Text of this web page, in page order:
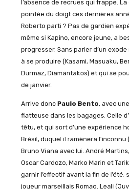
l’absence de recrues qui frappe.
pointée du doigt ces dernières
Roberto parti ? Pas de gardien
même si Kapino, encore jeune, a
progresser. Sans parler d’un
à se produire (Kasami, Masuaku,
Durmaz, Diamantakos) et qui se
de janvier.
Arrive donc Paulo Bento, avec
flatteuse dans les bagages. Celle
têtu, et qui sort d’une expérience
Brésil, duquel il ramènera
Bruno Viana avec lui. André
Oscar Cardozo, Marko Marin et
garnir l’effectif avant la fin de l’été,
joueur marseillais Romao. Leali